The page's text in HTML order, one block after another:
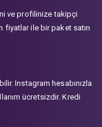
ve profilinize takipçi
fiyatlar ile bir paket satın
Instagram hesabınızla
ücretsizdir. Kredi